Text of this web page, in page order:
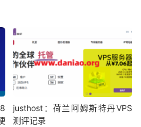
justhost：荷兰阿姆斯特丹VPS
测评记录